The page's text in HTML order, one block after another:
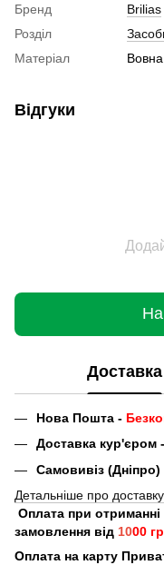
Бренд
Brilias
Розділ
Матеріал
Вовна
Відгуки
Доставка
Нова Пошта -
Доставка кур'єром -
Самовивіз (Дніпро)
Детальніше про доставку
Оплата при
замовлення від 1000
Оплата на карту